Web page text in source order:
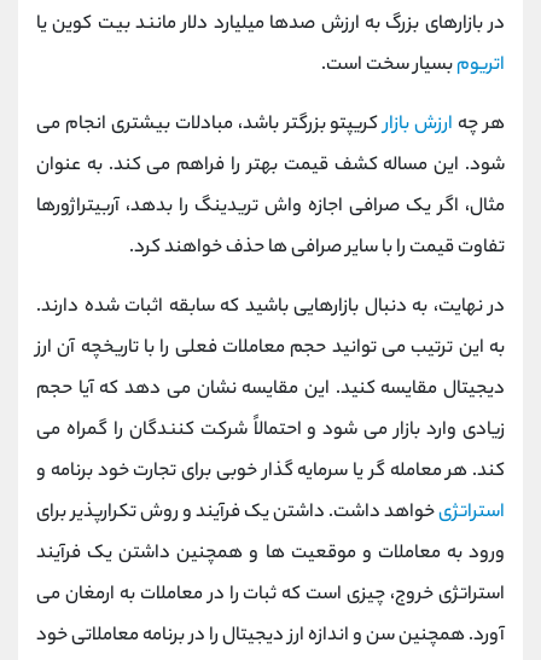
در بازارهای بزرگ به ارزش صدها میلیارد دلار مانند بیت کوین یا
اتریومبسیار سخت است.
هر چه ارزش بازارکریپتو بزرگتر باشد، مبادلات بیشتری انجام می
شود. این مساله کشف قیمت بهتر را فراهم می کند. به عنوان
مثال، اگر یک صرافی اجازه واش تریدینگ را بدهد، آربیتراژورها
تفاوت قیمت را با سایر صرافی ها حذف خواهند کرد.
در نهایت، به دنبال بازارهایی باشید که سابقه اثبات شده دارند.
به این ترتیب می توانید حجم معاملات فعلی را با تاریخچه آن ارز
دیجیتال مقایسه کنید. این مقایسه نشان می دهد که آیا حجم
زیادی وارد بازار می شود و احتمالاً شرکت کنندگان را گمراه می
کند. هر معامله گر یا سرمایه گذار خوبی برای تجارت خود برنامه و
استراتژیخواهد داشت. داشتن یک فرآیند و روش تکرارپذیر برای
ورود به معاملات و موقعیت ها و همچنین داشتن یک فرآیند
استراتژی خروج، چیزی است که ثبات را در معاملات به ارمغان می
آورد. همچنین سن و اندازه ارز دیجیتال را در برنامه معاملاتی خود